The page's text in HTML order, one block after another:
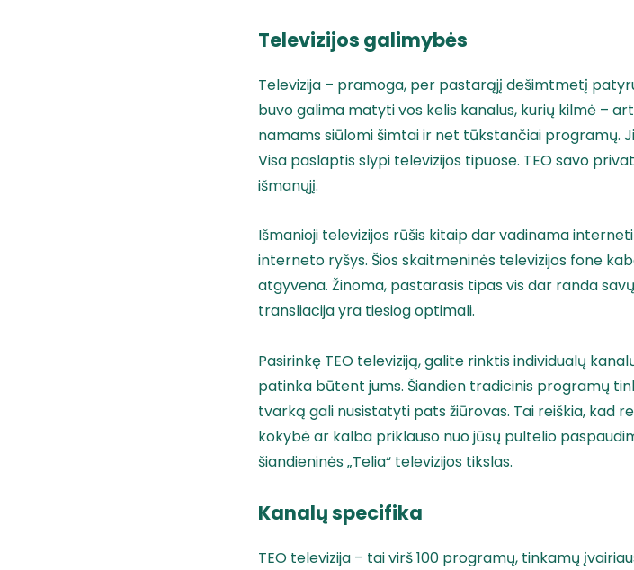
Televizijos galimybės
Televizija – pramoga, per pastarąjį dešimtmetį
buvo galima matyti vos kelis kanalus, kurių kilmė –
namams siūlomi šimtai ir net tūkstančiai programų.
Visa paslaptis slypi televizijos tipuose. TEO savo
išmanųjį.
Išmanioji televizijos rūšis kitaip dar vadinama
interneto ryšys. Šios skaitmeninės televizijos fone
atgyvena. Žinoma, pastarasis tipas vis dar randa
transliacija yra tiesiog optimali.
Pasirinkę TEO televiziją, galite rinktis individualų
patinka būtent jums. Šiandien tradicinis programų
tvarką gali nusistatyti pats žiūrovas. Tai reiškia, kad
kokybė ar kalba priklauso nuo jūsų pultelio
šiandieninės „Telia“ televizijos tikslas.
Kanalų specifika
TEO televizija – tai virš 100 programų, tinkamų